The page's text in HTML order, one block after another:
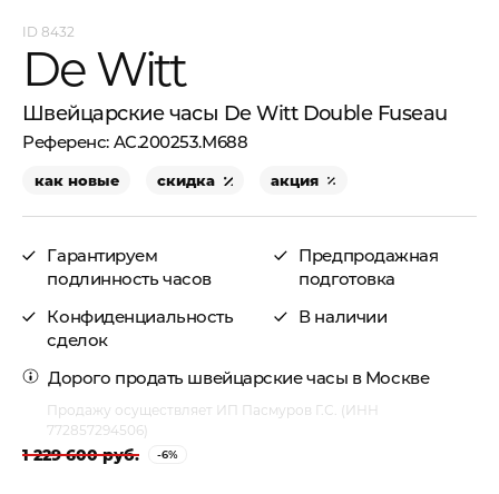
8432
De Witt
Швейцарские часы De Witt Double Fuseau
AC.200253.M688
как новые скидка акция
Гарантируем
подлинность часов
Конфиденциальность
сделок
Предпродажная
подготовка
В наличии
Дорого продать швейцарские часы в Москве
Продажу осуществляет ИП Пасмуров Г.С. (ИНН
772857294506)
1 229 600 руб. -6%